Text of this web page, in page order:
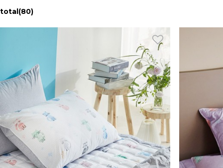
total(80)